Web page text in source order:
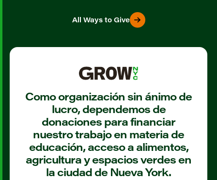
All Ways to Give
Como organización sin ánimo de
lucro, dependemos de
donaciones para financiar
nuestro trabajo en materia de
educación, acceso a alimentos,
agricultura y espacios verdes en
la ciudad de Nueva York.